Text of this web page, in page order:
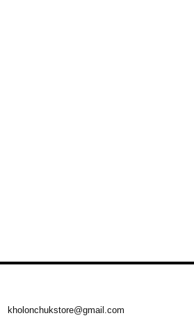
kholonchukstore@gmail.com